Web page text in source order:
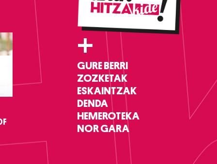
+
GURE BERRI
ZOZKETAK
ESKAINTZAK
DENDA
HEMEROTEKA
NOR GARA